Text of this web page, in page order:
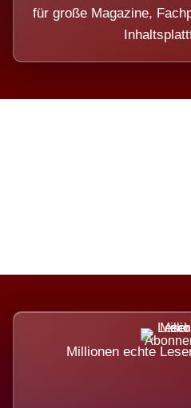
für große Magazine,
Millionen echte